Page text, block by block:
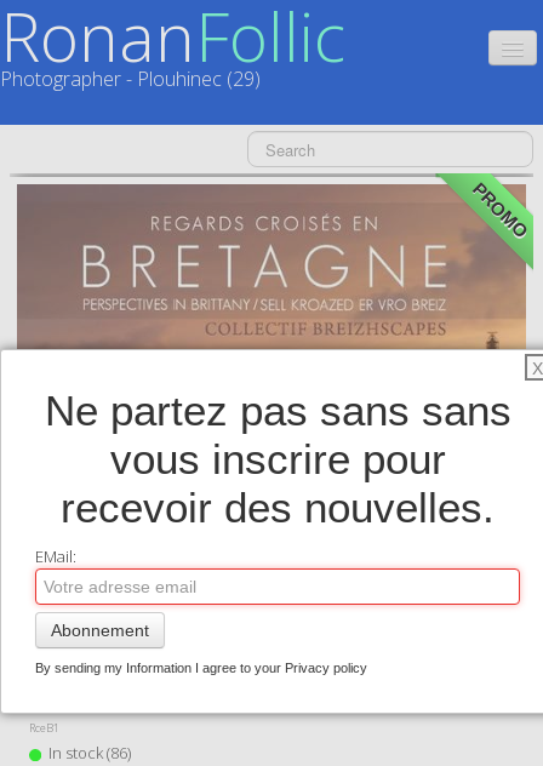
RonanFollic
Photographer - Plouhinec (29)
CATALOGUES
ACTUALITÉS
LIVRES▼
BOUTIQUE ▼
TIRAGES SUPPORTS HAUT DE GAMME
CONTACT
0
PROMO
Regards-Croises en
Bretagne TOME 1
RceB1
In stock (86)
X
Ne partez pas sans sans
vous inscrire pour
recevoir des nouvelles.
EMail:
Abonnement
By sending my Information I agree to your Privacy policy